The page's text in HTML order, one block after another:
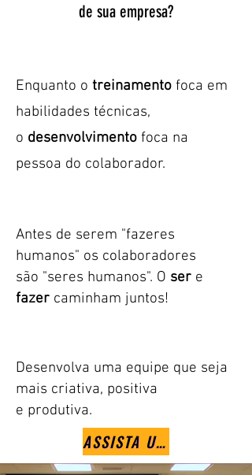
de sua empresa?
Enquanto o treinamento foca em
habilidades técnicas,
o desenvolvimento foca na
pessoa do colaborador.
Antes de serem "fazeres
humanos" os colaboradores
são "seres humanos". O ser e
fazer caminham juntos!
Desenvolva uma equipe que seja
mais criativa, positiva
e produtiva.
ASSISTA UMA PALESTRA PARA GESTORES